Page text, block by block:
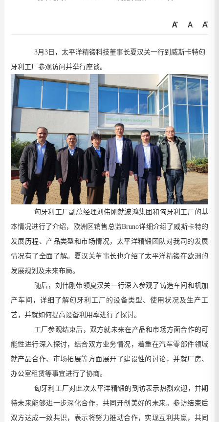
3月 3日，太平洋精锻科技董事长夏汉关一行到威斯卡特匈
牙利工厂参观访问并举行座谈。
匈牙利工厂副总经理刘伟刚就波鸿集团和匈牙利工厂的基
本情况进行了介绍，欧洲区销售总监Bruno详细介绍了威斯卡特的
发展历程、产品类型和市场情况，太平洋精锻团队对我司的发展
情况有了全面了解。夏汉关董事长也介绍了太平洋精锻在欧洲的
发展规划及未来布局。
随后，刘伟刚带领夏汉关一行深入参观了铸造车间和机加
产车间，详细了解匈牙利工厂的设备类型、使用状况及生产工
艺，并就如何提高设备利用率进行了探讨。
工厂参观结束后，双方就未来在产品和市场方面合作的可
能性进行深入探讨，结合双方业务情况，着重在汽车零部件领域
就产品合作、市场拓展等方面展开了建设性的讨论，并就厂房、
办公室租赁等事宜进行了协商。
匈牙利工厂对此次太平洋精锻的到访表示热烈欢迎，并期
待未来能够进一步深化合作，共同开创美好的未来。参访结束后
双方达成一致共识，表示将努力推动合作，实现互利共赢，共同